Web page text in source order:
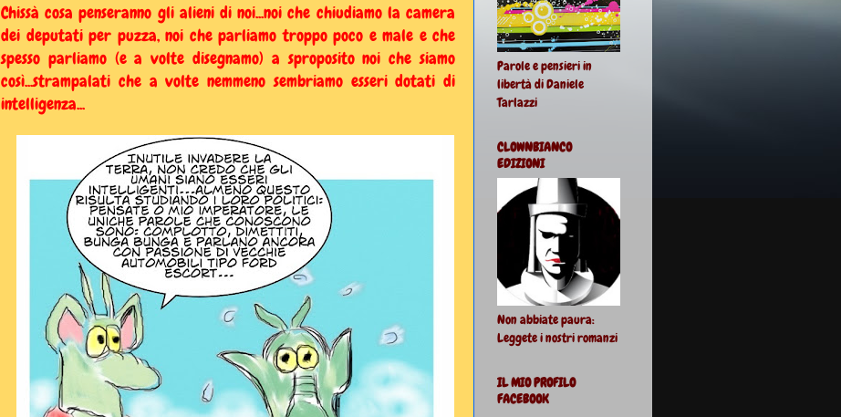
Chissà cosa penseranno gli alieni di noi...noi che chiudiamo la camera
dei deputati per puzza, noi che parliamo troppo poco e male e che
spesso parliamo (e a volte disegnamo) a sproposito noi che siamo
così...strampalati che a volte nemmeno sembriamo esseri dotati di
intelligenza...
Parole e pensieri in
libertà di Daniele
Tarlazzi
CLOWNBIANCO
EDIZIONI
Non abbiate paura:
Leggete i nostri romanzi
IL MIO PROFILO
FACEBOOK